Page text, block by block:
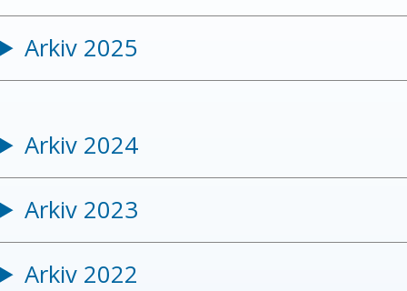
Arkiv 2025
Arkiv 2024
Arkiv 2023
Arkiv 2022